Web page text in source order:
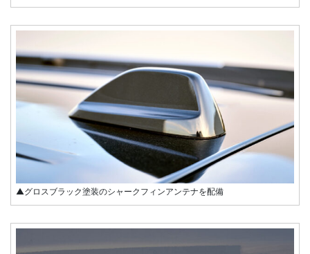
▲グロスブラック塗装のシャークフィンアンテナを配備